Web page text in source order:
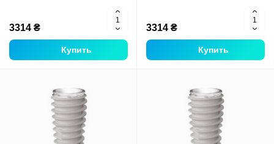
3314 ₴
Купить
3314 ₴
Купить